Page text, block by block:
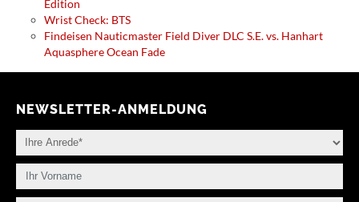
Edition
Wrist Check: BTS
Findeisen Nauticmaster Field Diver DLC S.E. vs. Hanhart
Aquasphere Ocean Fade
NEWSLETTER-ANMELDUNG